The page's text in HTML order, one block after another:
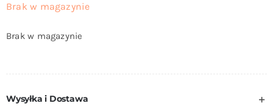
Brak w magazynie
Brak w magazynie
Wysyłka i Dostawa